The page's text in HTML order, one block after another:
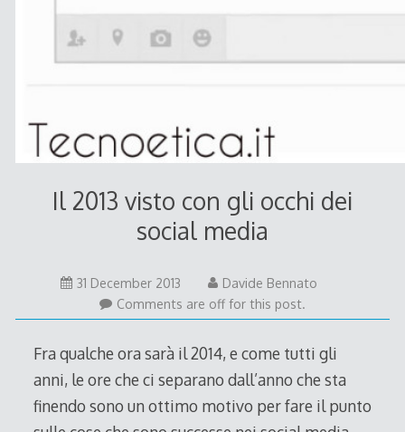
Il 2013 visto con gli occhi dei
social media
31 December 201331
December
2013
Davide Bennato
Comments are off for this post.
Fra qualche ora sarà il 2014, e come tutti gli
anni, le ore che ci separano dall’anno che sta
finendo sono un ottimo motivo per fare il punto